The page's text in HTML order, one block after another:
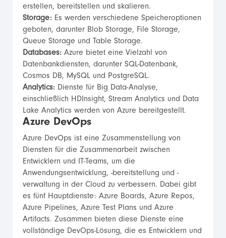
erstellen, bereitstellen und skalieren.
Storage: Es werden verschiedene Speicheroptionen
geboten, darunter Blob Storage, File Storage,
Queue Storage und Table Storage.
Databases: Azure bietet eine Vielzahl von
Datenbankdiensten, darunter SQL-Datenbank,
Cosmos DB, MySQL und PostgreSQL.
Analytics: Dienste für Big Data-Analyse,
einschließlich HDInsight, Stream Analytics und Data
Lake Analytics werden von Azure bereitgestellt.
Azure DevOps
Azure DevOps ist eine Zusammenstellung von
Diensten für die Zusammenarbeit zwischen
Entwicklern und IT-Teams, um die
Anwendungsentwicklung, -bereitstellung und -
verwaltung in der Cloud zu verbessern. Dabei gibt
es fünf Hauptdienste: Azure Boards, Azure Repos,
Azure Pipelines, Azure Test Plans und Azure
Artifacts. Zusammen bieten diese Dienste eine
vollständige DevOps-Lösung, die es Entwicklern und